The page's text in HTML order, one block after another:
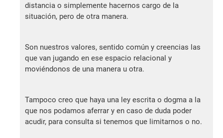
distancia o simplemente hacernos cargo de la
situación, pero de otra manera.
Son nuestros valores, sentido común y creencias las
que van jugando en ese espacio relacional y
moviéndonos de una manera u otra.
Tampoco creo que haya una ley escrita o dogma a la
que nos podamos aferrar y en caso de duda poder
acudir, para consulta si tenemos que limitarnos o no.